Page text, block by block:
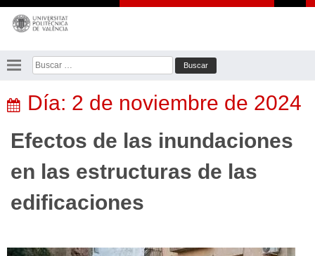
Saltar
contenido
Buscar:
Día: 2 de noviembre de 2024
Efectos de las inundaciones
en las estructuras de las
edificaciones